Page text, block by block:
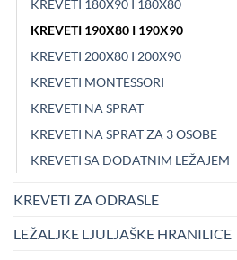
KREVETI 180X90 I 180X80
KREVETI 190X80 I 190X90
KREVETI 200X80 I 200X90
KREVETI MONTESSORI
KREVETI NA SPRAT
KREVETI NA SPRAT ZA 3 OSOBE
KREVETI SA DODATNIM LEŽAJEM
KREVETI ZA ODRASLE
LEŽALJKE LJULJAŠKE HRANILICE